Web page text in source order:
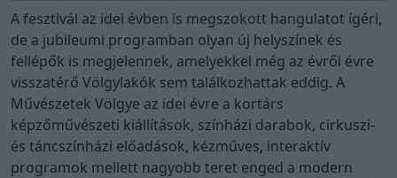
A fesztivál az idei évben is megszokott hangulatot ígéri,
de a jubileumi programban olyan új helyszínek és
fellépők is megjelennek, amelyekkel még az évről évre
visszatérő Völgylakók sem találkozhattak eddig. A
Művészetek Völgye az idei évre a kortárs
képzőművészeti kiállítások, színházi darabok, cirkuszi-
és táncszínházi előadások, kézműves, interaktív
programok mellett nagyobb teret enged a modern